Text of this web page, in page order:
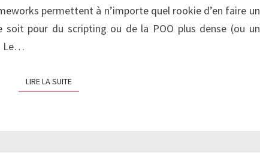
permettent à n’importe quel rookie d’en faire un
soit pour du scripting ou de la POO plus dense (ou un
Le…
LIRE LA SUITELIRE LA SUITE